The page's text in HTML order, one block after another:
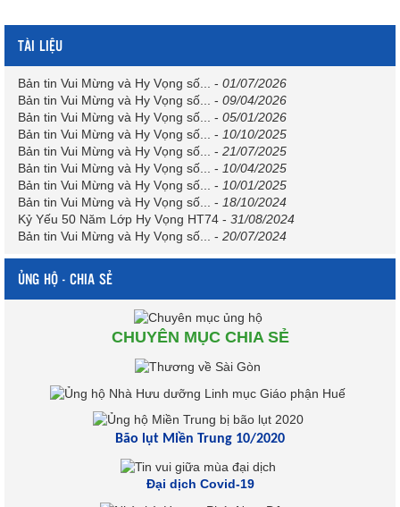
TÀI LIỆU
Bản tin Vui Mừng và Hy Vọng số... - 01/07/2026
Bản tin Vui Mừng và Hy Vọng số...
- 09/04/2026
Bản tin Vui Mừng và Hy Vọng số...
- 05/01/2026
Bản tin Vui Mừng và Hy Vọng số...
- 10/10/2025
Bản tin Vui Mừng và Hy Vọng số...
- 21/07/2025
Bản tin Vui Mừng và Hy Vọng số...
- 10/04/2025
Bản tin Vui Mừng và Hy Vọng số...
- 10/01/2025
Bản tin Vui Mừng và Hy Vọng số...
- 18/10/2024
Kỷ Yếu 50 Năm Lớp Hy Vọng HT74 - 31/08/2024
Bản tin Vui Mừng và Hy Vọng số...
- 20/07/2024
ỦNG HỘ - CHIA SẺ
CHUYÊN MỤC CHIA SẺ
Bão lụt Miền Trung 10/2020
Đại dịch Covid-19